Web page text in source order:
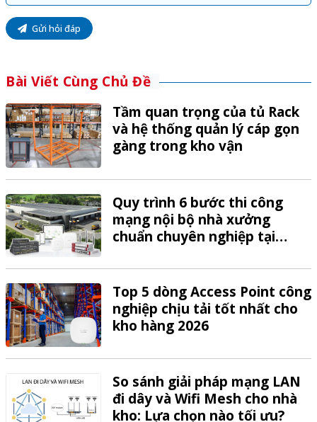
Gửi hỏi đáp
Bài Viết Cùng Chủ Đề
Tầm quan trọng của tủ Rack
và hệ thống quản lý cáp gọn
gàng trong kho vận
Quy trình 6 bước thi công
mạng nội bộ nhà xưởng
chuẩn chuyên nghiệp tại
Top 5 dòng Access Point công
nghiệp chịu tải tốt nhất cho
kho hàng 2026
So sánh giải pháp mạng LAN
đi dây và Wifi Mesh cho nhà
kho: Lựa chọn nào tối ưu?